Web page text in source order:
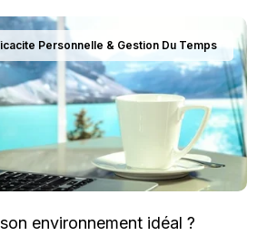
Personnelle & Gestion Du Temps
environnement idéal ?